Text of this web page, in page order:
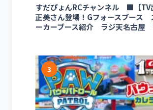
すだぴょんRCチャンネル ■【TV
正美さん登場！Gフォースブース
ーカーブース紹介 ラジ天名古屋
3